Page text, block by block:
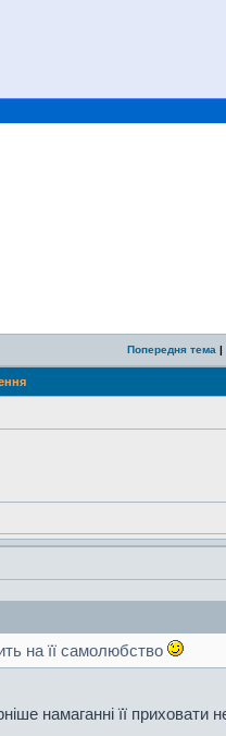
Попередня тема |
на її самолюбство
намаганні її